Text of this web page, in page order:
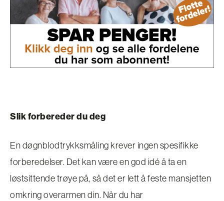
Slik forbereder du deg
En døgnblodtrykksmåling krever ingen spesifikke
forberedelser. Det kan være en god idé å ta en
løstsittende trøye på, så det er lett å feste mansjetten
omkring overarmen din. Når du har